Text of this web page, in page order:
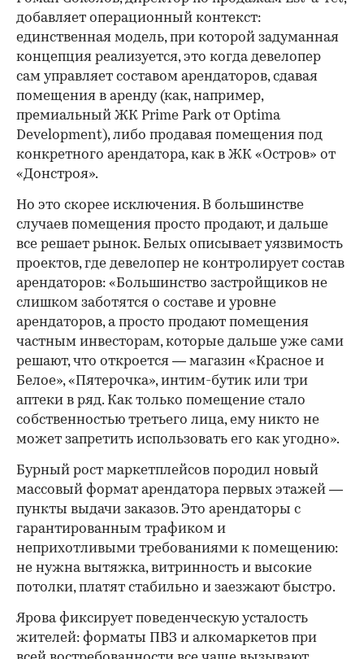
добавляет операционный контекст:
единственная модель, при которой задуманная
концепция реализуется, это когда девелопер
сам управляет составом арендаторов, сдавая
помещения в аренду (как, например,
премиальный ЖК Prime Park от Optima
Development), либо продавая помещения под
конкретного арендатора, как в ЖК «Остров» от
«Донстроя».
Но это скорее исключения. В большинстве
случаев помещения просто продают, и дальше
все решает рынок. Белых описывает уязвимость
проектов, где девелопер не контролирует состав
арендаторов: «Большинство застройщиков не
слишком заботятся о составе и уровне
арендаторов, а просто продают помещения
частным инвесторам, которые дальше уже сами
решают, что откроется — магазин «Красное и
Белое», «Пятерочка», интим-бутик или три
аптеки в ряд. Как только помещение стало
собственностью третьего лица, ему никто не
может запретить использовать его как угодно».
Бурный рост маркетплейсов породил новый
массовый формат арендатора первых этажей —
пункты выдачи заказов. Это арендаторы с
гарантированным трафиком и
неприхотливыми требованиями к помещению:
не нужна вытяжка, витринность и высокие
потолки, платят стабильно и заезжают быстро.
Ярова фиксирует поведенческую усталость
жителей: форматы ПВЗ и алкомаркетов при